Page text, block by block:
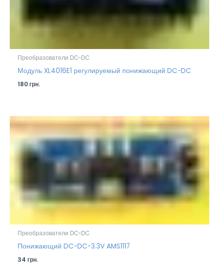
Преобразователи DC-DC
Модуль XL4016E1 регулируемый понижающий DC-DC
180грн.
Преобразователи DC-DC
Понижающий DC-DC-3.3V AMS1117
34грн.